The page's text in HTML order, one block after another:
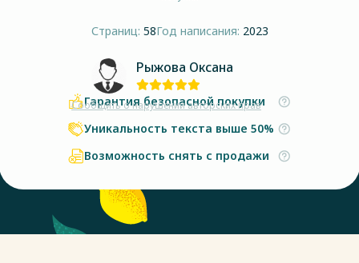
Страниц: 58Год написания: 2023
Рыжова Оксана
Сообщить о нарушении авторских прав
Гарантия безопасной покупки
Уникальность текста выше 50%
Возможность снять с продажи